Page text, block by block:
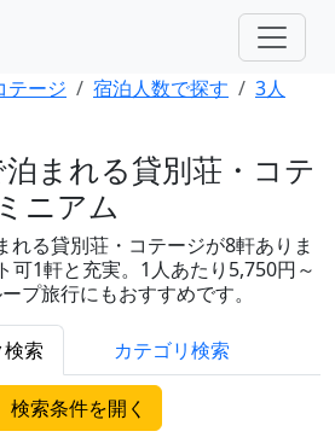
テージ 宿泊人数で探す
3人
まれる貸別荘・コテ
ニアム
れる貸別荘・コテージが8軒ありま
可1軒と充実。1人あたり5,750円～
プ旅行にもおすすめです。
索 カテゴリ検索
検索条件を開く